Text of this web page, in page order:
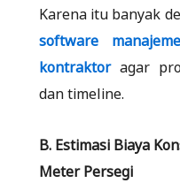
Karena itu banyak
software
kontraktor agar
dan timeline.
B. Estimasi Biaya
Meter Persegi